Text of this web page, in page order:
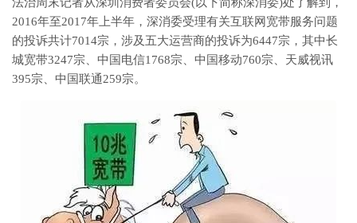
2016年至2017年上半年，深消委受理有关互联网宽带服务问题
的投诉共计7014宗，涉及五大运营商的投诉为6447宗，其中长
城宽带3247宗、中国电信1768宗、中国移动760宗、天威视讯
395宗、中国联通259宗。